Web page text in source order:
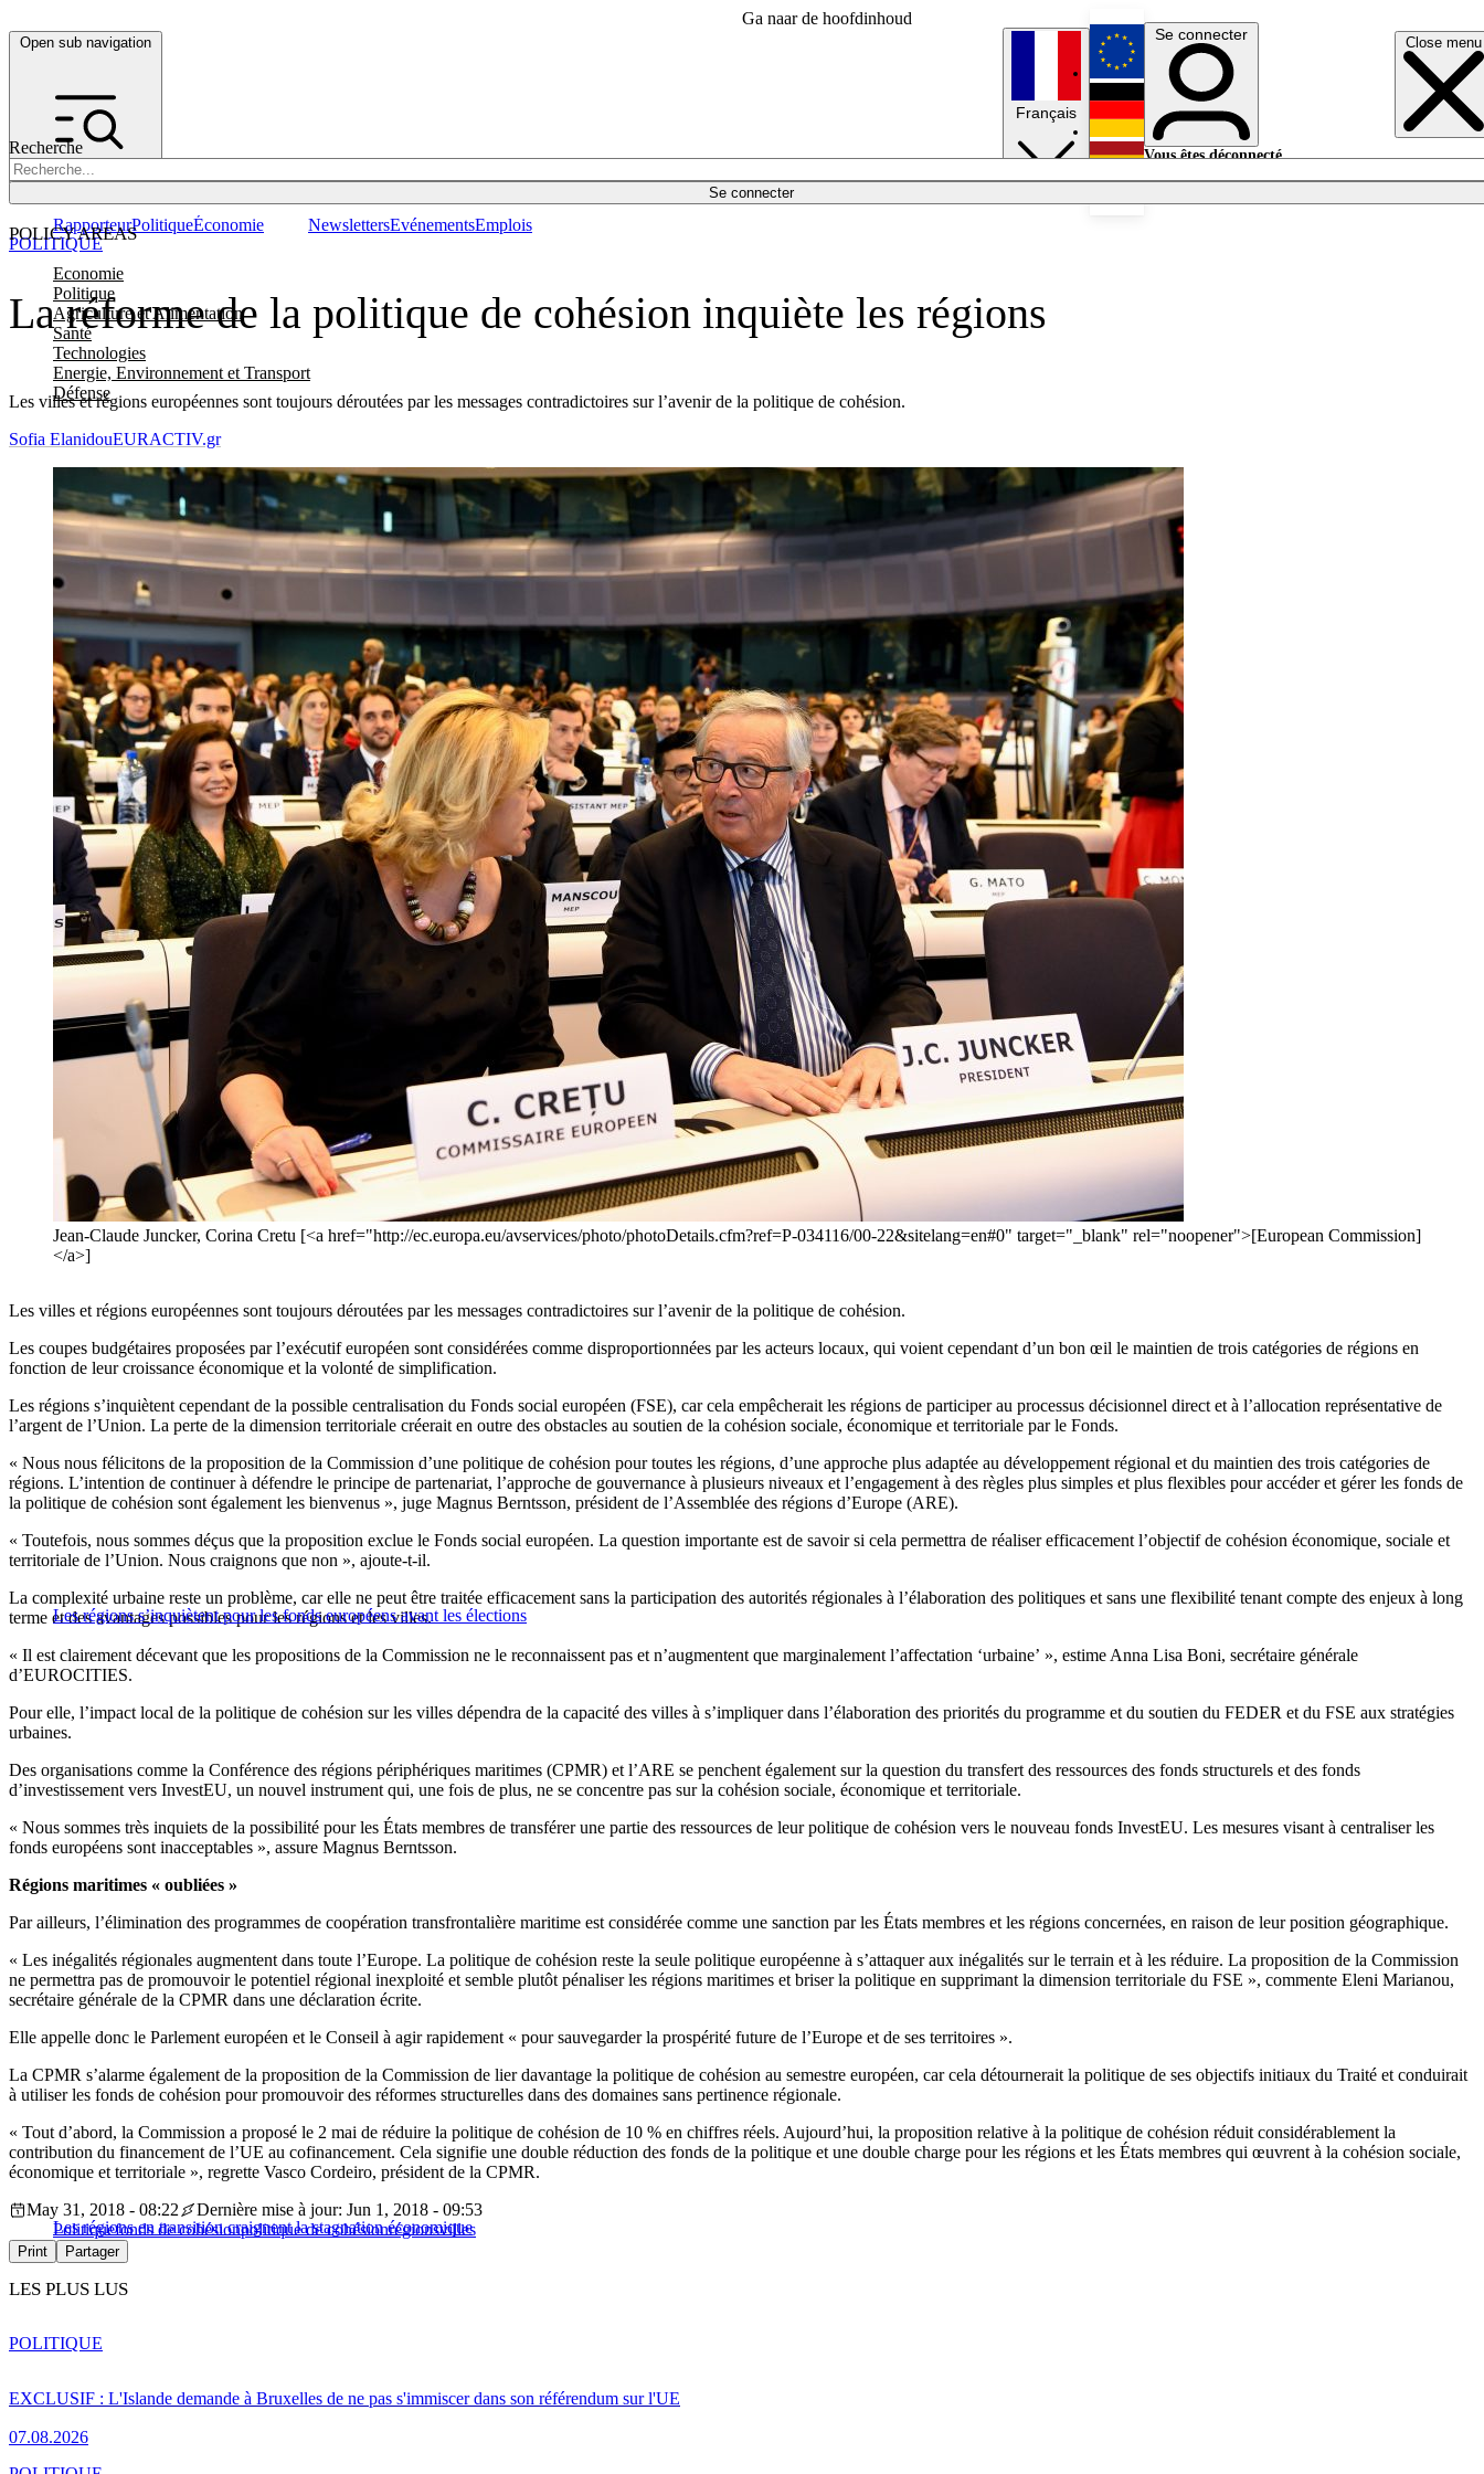
Ga naar de hoofdinhoud
Open sub navigation Close menu
Recherche
Se connecter
POLICY AREAS
Economie
Politique
Agriculture et Alimentation
Santé
Technologies
Energie, Environnement et Transport
Défense
RapporteurPolitiqueÉconomie NewslettersEvénementsEmplois
Français
English
Deutsch
Se connecter
Vous êtes déconnecté.
La réforme de la politique de cohésion inquiète les régions
Les villes et régions européennes sont toujours déroutées par les messages contradictoires sur l’avenir de la politique de cohésion.
POLITIQUE
Sofia ElanidouEURACTIV.gr
Jean-Claude Juncker, Corina Cretu [<a href="http://ec.europa.eu/avservices/photo/photoDetails.cfm?ref=P-034116/00-22&sitelang=en#0" target="_blank" rel="noopener">[European Commission]
</a>]
Les villes et régions européennes sont toujours déroutées par les messages contradictoires sur l’avenir de la politique de cohésion.
Les coupes budgétaires proposées par l’exécutif européen sont considérées comme disproportionnées par les acteurs locaux, qui voient cependant d’un bon œil le maintien de trois catégories de régions en
fonction de leur croissance économique et la volonté de simplification.
Les régions s’inquiètent cependant de la possible centralisation du Fonds social européen (FSE), car cela empêcherait les régions de participer au processus décisionnel direct et à l’allocation représentative de
l’argent de l’Union. La perte de la dimension territoriale créerait en outre des obstacles au soutien de la cohésion sociale, économique et territoriale par le Fonds.
« Nous nous félicitons de la proposition de la Commission d’une politique de cohésion pour toutes les régions, d’une approche plus adaptée au développement régional et du maintien des trois catégories de
régions. L’intention de continuer à défendre le principe de partenariat, l’approche de gouvernance à plusieurs niveaux et l’engagement à des règles plus simples et plus flexibles pour accéder et gérer les fonds de
la politique de cohésion sont également les bienvenus », juge Magnus Berntsson, président de l’Assemblée des régions d’Europe (ARE).
« Toutefois, nous sommes déçus que la proposition exclue le Fonds social européen. La question importante est de savoir si cela permettra de réaliser efficacement l’objectif de cohésion économique, sociale et
territoriale de l’Union. Nous craignons que non », ajoute-t-il.
Les régions s’inquiètent pour les fonds européens avant les élections
La complexité urbaine reste un problème, car elle ne peut être traitée efficacement sans la participation des autorités régionales à l’élaboration des politiques et sans une flexibilité tenant compte des enjeux à long
terme et des avantages possibles pour les régions et les villes.
« Il est clairement décevant que les propositions de la Commission ne le reconnaissent pas et n’augmentent que marginalement l’affectation ‘urbaine’ », estime Anna Lisa Boni, secrétaire générale
d’EUROCITIES.
Pour elle, l’impact local de la politique de cohésion sur les villes dépendra de la capacité des villes à s’impliquer dans l’élaboration des priorités du programme et du soutien du FEDER et du FSE aux stratégies
urbaines.
Des organisations comme la Conférence des régions périphériques maritimes (CPMR) et l’ARE se penchent également sur la question du transfert des ressources des fonds structurels et des fonds
d’investissement vers InvestEU, un nouvel instrument qui, une fois de plus, ne se concentre pas sur la cohésion sociale, économique et territoriale.
« Nous sommes très inquiets de la possibilité pour les États membres de transférer une partie des ressources de leur politique de cohésion vers le nouveau fonds InvestEU. Les mesures visant à centraliser les
fonds européens sont inacceptables », assure Magnus Berntsson.
Régions maritimes « oubliées »
Par ailleurs, l’élimination des programmes de coopération transfrontalière maritime est considérée comme une sanction par les États membres et les régions concernées, en raison de leur position géographique.
« Les inégalités régionales augmentent dans toute l’Europe. La politique de cohésion reste la seule politique européenne à s’attaquer aux inégalités sur le terrain et à les réduire. La proposition de la Commission
ne permettra pas de promouvoir le potentiel régional inexploité et semble plutôt pénaliser les régions maritimes et briser la politique en supprimant la dimension territoriale du FSE », commente Eleni Marianou,
secrétaire générale de la CPMR dans une déclaration écrite.
Elle appelle donc le Parlement européen et le Conseil à agir rapidement « pour sauvegarder la prospérité future de l’Europe et de ses territoires ».
La CPMR s’alarme également de la proposition de la Commission de lier davantage la politique de cohésion au semestre européen, car cela détournerait la politique de ses objectifs initiaux du Traité et conduirait
à utiliser les fonds de cohésion pour promouvoir des réformes structurelles dans des domaines sans pertinence régionale.
« Tout d’abord, la Commission a proposé le 2 mai de réduire la politique de cohésion de 10 % en chiffres réels. Aujourd’hui, la proposition relative à la politique de cohésion réduit considérablement la
contribution du financement de l’UE au cofinancement. Cela signifie une double réduction des fonds de la politique et une double charge pour les régions et les États membres qui œuvrent à la cohésion sociale,
économique et territoriale », regrette Vasco Cordeiro, président de la CPMR.
Les régions en transition craignent la stagnation économique
May 31, 2018 - 08:22
Dernière mise à jour: Jun 1, 2018 - 09:53
Politiquefonds de cohésionpolitique de cohésionrégionsvilles
Print Partager
LES PLUS LUS
EXCLUSIF : L'Islande demande à Bruxelles de ne pas s'immiscer dans son référendum sur l'UE
07.08.2026
POLITIQUE